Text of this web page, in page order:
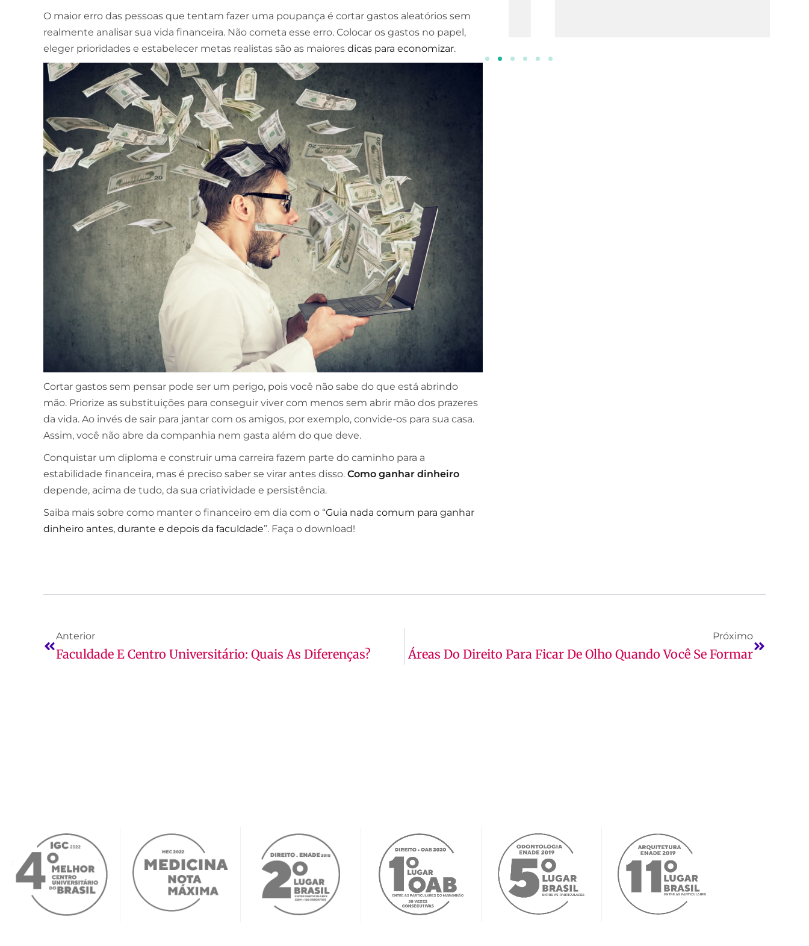
O maior erro das pessoas que tentam fazer uma poupança é cortar gastos aleatórios sem
realmente analisar sua vida financeira. Não cometa esse erro. Colocar os gastos no papel,
eleger prioridades e estabelecer metas realistas são as maiores dicas para economizar.
Cortar gastos sem pensar pode ser um perigo, pois você não sabe do que está abrindo
mão. Priorize as substituições para conseguir viver com menos sem abrir mão dos prazeres
da vida. Ao invés de sair para jantar com os amigos, por exemplo, convide-os para sua casa.
Assim, você não abre da companhia nem gasta além do que deve.
Conquistar um diploma e construir uma carreira fazem parte do caminho para a
estabilidade financeira, mas é preciso saber se virar antes disso. Como ganhar dinheiro
depende, acima de tudo, da sua criatividade e persistência.
Saiba mais sobre como manter o financeiro em dia com o “Guia nada comum para ganhar
dinheiro antes, durante e depois da faculdade”. Faça o download!
Anterior
Faculdade E Centro Universitário: Quais As Diferenças?
Próximo
Áreas Do Direito Para Ficar De Olho Quando Você Se Formar